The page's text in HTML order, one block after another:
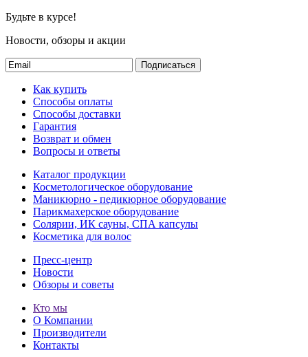
Будьте в курсе!
Новости, обзоры и акции
Подписаться
Как купить
Способы оплаты
Способы доставки
Гарантия
Возврат и обмен
Вопросы и ответы
Каталог продукции
Косметологическое оборудование
Маникюрно - педикюрное оборудование
Парикмахерское оборудование
Солярии, ИК сауны, СПА капсулы
Косметика для волос
Пресс-центр
Новости
Обзоры и советы
Кто мы
О Компании
Производители
Контакты